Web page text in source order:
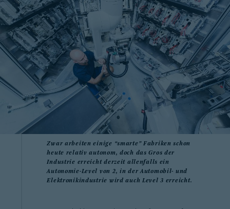
Zwar arbeiten einige “smarte” Fabriken schon
heute relativ autonom, doch das Gros der
Industrie erreicht derzeit allenfalls ein
Autonomie-Level von 2, in der Automobil- und
Elektronikindustrie wird auch Level 3 erreicht.